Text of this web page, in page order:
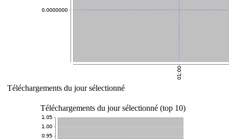
Téléchargements du jour sélectionné
Téléchargements du jour sélectionné (top 10)